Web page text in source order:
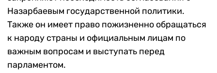
Назарбаевым государственной политики.
Также он имеет право пожизненно обращаться
к народу страны и официальным лицам по
важным вопросам и выступать перед
парламентом.